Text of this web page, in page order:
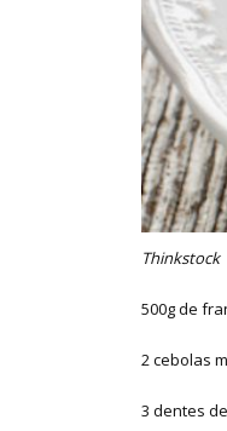
Thinkstock
500g de
2 cebolas
3 dentes